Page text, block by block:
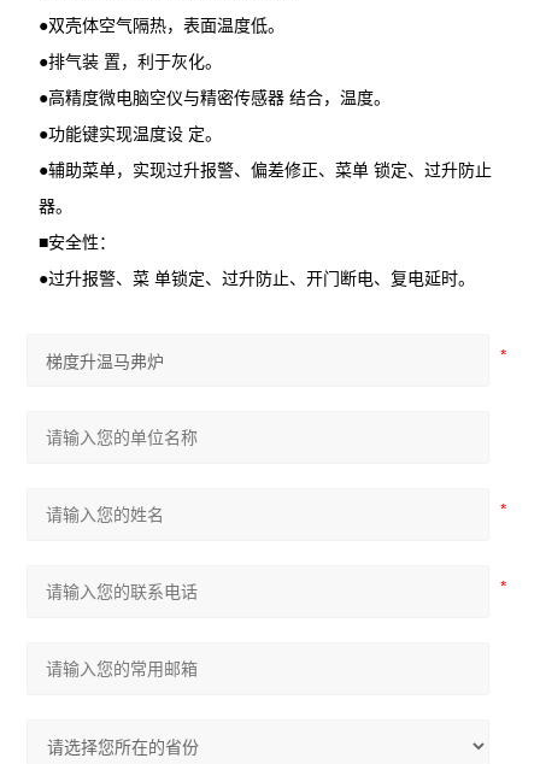
●双壳体空气隔热，表面温度低。
●排气装 置，利于灰化。
●高精度微电脑空仪与精密传感器 结合，温度。
●功能键实现温度设 定。
●辅助菜单，实现过升报警、偏差修正、菜单 锁定、过升防止
器。
■安全性：
●过升报警、菜 单锁定、过升防止、开门断电、复电延时。